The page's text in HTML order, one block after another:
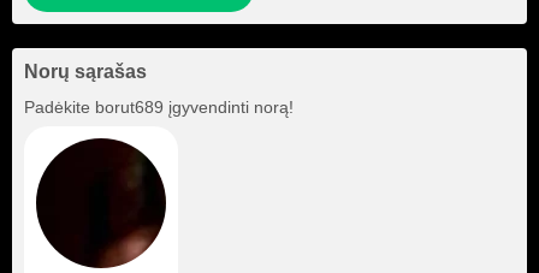
Norų sąrašas
Padėkite borut689 įgyvendinti norą!